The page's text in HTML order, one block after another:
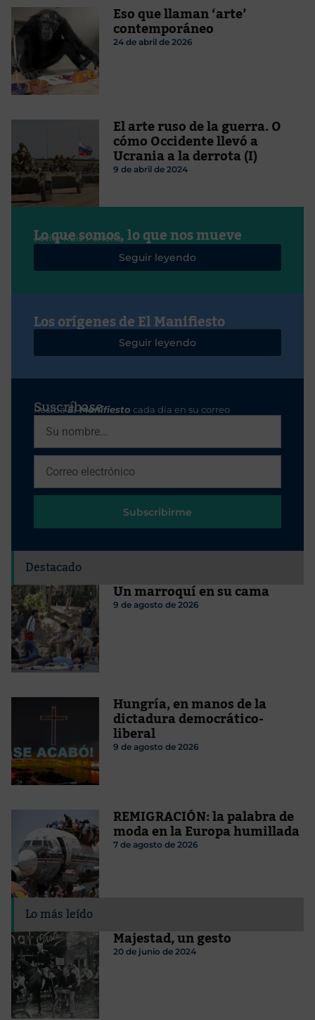
Eso que llaman ‘arte’
contemporáneo
24 de abril de 2026
El arte ruso de la guerra. O
cómo Occidente llevó a
Ucrania a la derrota (I)
9 de abril de 2024
Lo que somos, lo que nos mueve
Javier Ruiz Portella
Seguir leyendo
Los orígenes de El Manifiesto
Seguir leyendo
Suscríbase
RecibaEl Manifiesto cada día en su correo
Subscribirme
Destacado
Un marroquí en su cama
9 de agosto de 2026
Hungría, en manos de la
dictadura democrático-
liberal
9 de agosto de 2026
REMIGRACIÓN: la palabra de
moda en la Europa humillada
7 de agosto de 2026
Lo más leído
Majestad, un gesto
20 de junio de 2024